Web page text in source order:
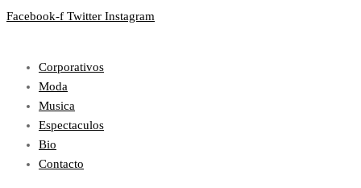
Facebook-f Twitter Instagram
Corporativos
Moda
Musica
Espectaculos
Bio
Contacto